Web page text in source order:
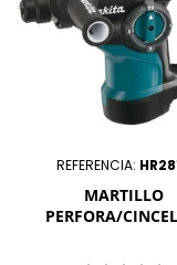
REFERENCIA:
MARTILLO
PERFORA/